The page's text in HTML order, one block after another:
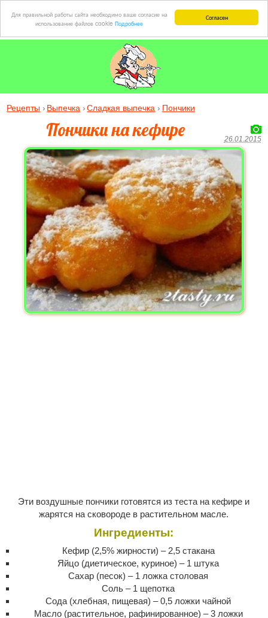
Согласен
Для правильной работы сайта необходимо ваше согласие на
использование файлов cookie Подробнее
Рецепты Выпечка Сладкая выпечка Пончики
Пончики на кефире 26.01.2015
Эти воздушные пончики готовятся из теста на кефире и
жарятся на сковороде в растительном масле.
Ингредиенты:
Кефир (2,5% жирности) – 2,5 стакана
Яйцо (диетическое, куриное) – 1 штука
Сахар (песок) – 1 ложка столовая
Соль – 1 щепотка
Сода (хлебная, пищевая) – 0,5 ложки чайной
Масло (растительное, рафинированное) – 3 ложки